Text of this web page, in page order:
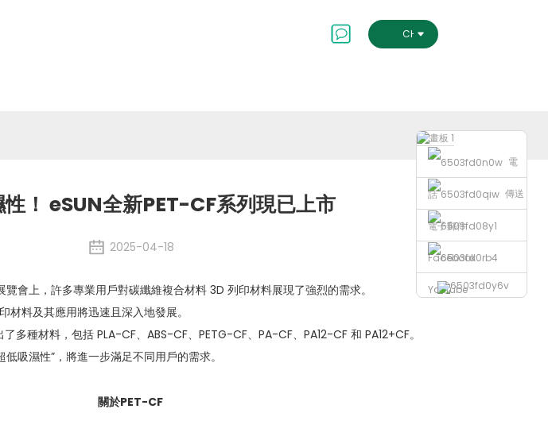
CHINESE TRADITIONAL
電
話 傳送
電子郵件
Facebook
Youtube
！ eSUN全新PET-CF系列現已上市
2025-04-18
會上，許多專業用戶對碳纖維複合材料 3D 列印材料展現了強烈的需求。
料及其應用將迅速且深入地發展。
多種材料，包括 PLA-CF、ABS-CF、PETG-CF、PA-CF、PA12-CF 和 PA12+CF。
吸濕性”，將進一步滿足不同用戶的需求。
關於PET-CF